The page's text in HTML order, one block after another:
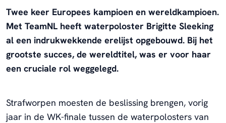
Twee keer Europees kampioen en wereldkampioen.
Met TeamNL heeft waterpoloster Brigitte Sleeking
al een indrukwekkende erelijst opgebouwd. Bij het
grootste succes, de wereldtitel, was er voor haar
een cruciale rol weggelegd.
Strafworpen moesten de beslissing brengen, vorig
jaar in de WK-finale tussen de waterpolosters van